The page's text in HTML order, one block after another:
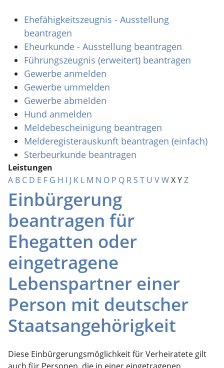
Ehefähigkeitszeugnis - Ausstellung
beantragen
Eheurkunde - Ausstellung beantragen
Führungszeugnis (erweitert) beantragen
Gewerbe anmelden
Gewerbe ummelden
Gewerbe abmelden
Hund anmelden
Meldebescheinigung beantragen
Melderegisterauskunft beantragen (einfach)
Sterbeurkunde beantragen
Leistungen
A B C D E F G H I J K L M N O P Q R S T U VWXYZ
Einbürgerung
beantragen für
Ehegatten oder
eingetragene
Lebenspartner einer
Person mit deutscher
Staatsangehörigkeit
Diese Einbürgerungsmöglichkeit für Verheiratete gilt